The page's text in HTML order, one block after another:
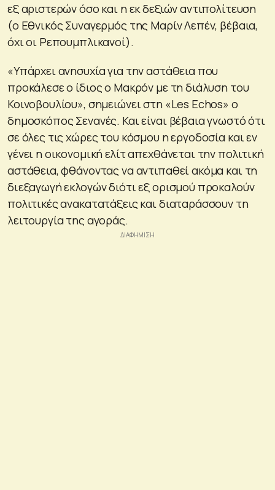
εξ αριστερών όσο και η εκ δεξιών αντιπολίτευση
(ο Εθνικός Συναγερμός της Μαρίν Λεπέν, βέβαια,
όχι οι Ρεπουμπλικανοί).
«Υπάρχει ανησυχία για την αστάθεια που
προκάλεσε ο ίδιος ο Μακρόν με τη διάλυση του
Κοινοβουλίου», σημειώνει στη «Les Echos» ο
δημοσκόπος Σενανές. Και είναι βέβαια γνωστό ότι
σε όλες τις χώρες του κόσμου η εργοδοσία και εν
γένει η οικονομική ελίτ απεχθάνεται την πολιτική
αστάθεια, φθάνοντας να αντιπαθεί ακόμα και τη
διεξαγωγή εκλογών διότι εξ ορισμού προκαλούν
πολιτικές ανακατατάξεις και διαταράσσουν τη
λειτουργία της αγοράς.